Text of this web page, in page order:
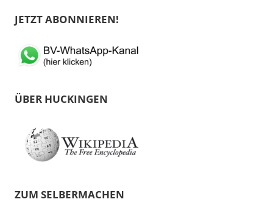
JETZT ABONNIEREN!
ÜBER HUCKINGEN
ZUM SELBERMACHEN